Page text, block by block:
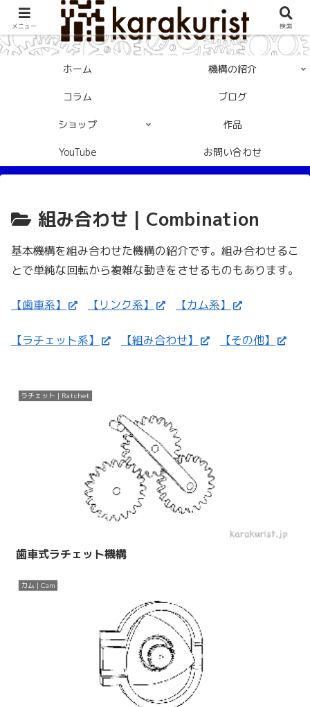
ホーム 機構の紹介
コラム ブログ
ショップ 作品
YouTube お問い合わせ
組み合わせ | Combination
基本機構を組み合わせた機構の紹介です。組み合わせるこ
とで単純な回転から複雑な動きをさせるものもあります。
【歯車系】 【リンク系】 【カム系】
【ラチェット系】 【組み合わせ】 【その他】
ラチェット | Ratchet
歯車式ラチェット機構
カム | Cam
メニュー 検索